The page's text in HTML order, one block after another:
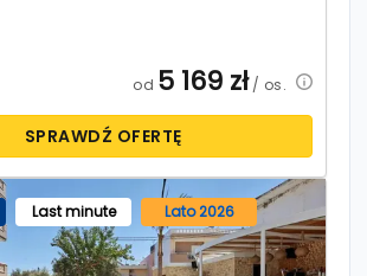
od 5 169 zł/ os.
SPRAWDŹ OFERTĘ
Last minute Lato 2026